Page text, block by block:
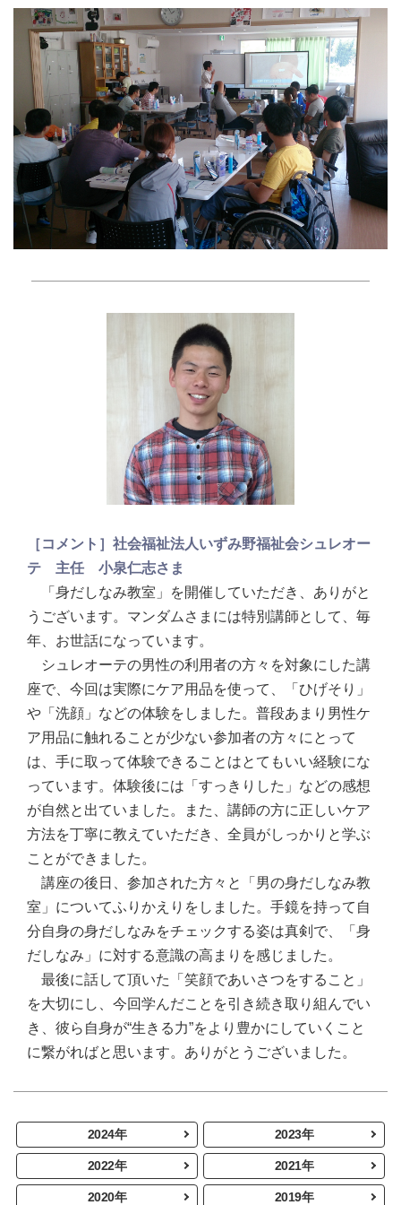
［コメント］社会福祉法人いずみ野福祉会シュレオー
テ 主任 小泉仁志さま
「身だしなみ教室」を開催していただき、ありがと
うございます。マンダムさまには特別講師として、毎
年、お世話になっています。
シュレオーテの男性の利用者の方々を対象にした講
座で、今回は実際にケア用品を使って、「ひげそり」
や「洗顔」などの体験をしました。普段あまり男性ケ
ア用品に触れることが少ない参加者の方々にとって
は、手に取って体験できることはとてもいい経験にな
っています。体験後には「すっきりした」などの感想
が自然と出ていました。また、講師の方に正しいケア
方法を丁寧に教えていただき、全員がしっかりと学ぶ
ことができました。
講座の後日、参加された方々と「男の身だしなみ教
室」についてふりかえりをしました。手鏡を持って自
分自身の身だしなみをチェックする姿は真剣で、「身
だしなみ」に対する意識の高まりを感じました。
最後に話して頂いた「笑顔であいさつをすること」
を大切にし、今回学んだことを引き続き取り組んでい
き、彼ら自身が“生きる力”をより豊かにしていくこと
に繋がればと思います。ありがとうございました。
2024年 2023年
2022年 2021年
2020年 2019年